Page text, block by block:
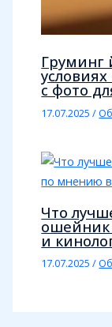
Груминг
с фото
17.07.2025/
Что
ошейник
и
17.07.2025/